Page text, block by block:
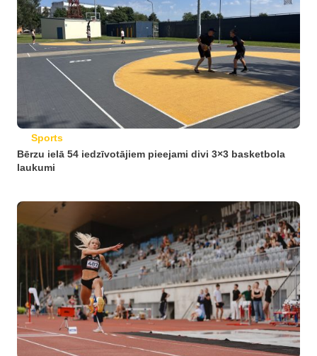
Sports
Bērzu ielā 54 iedzīvotājiem pieejami divi 3×3 basketbola
laukumi